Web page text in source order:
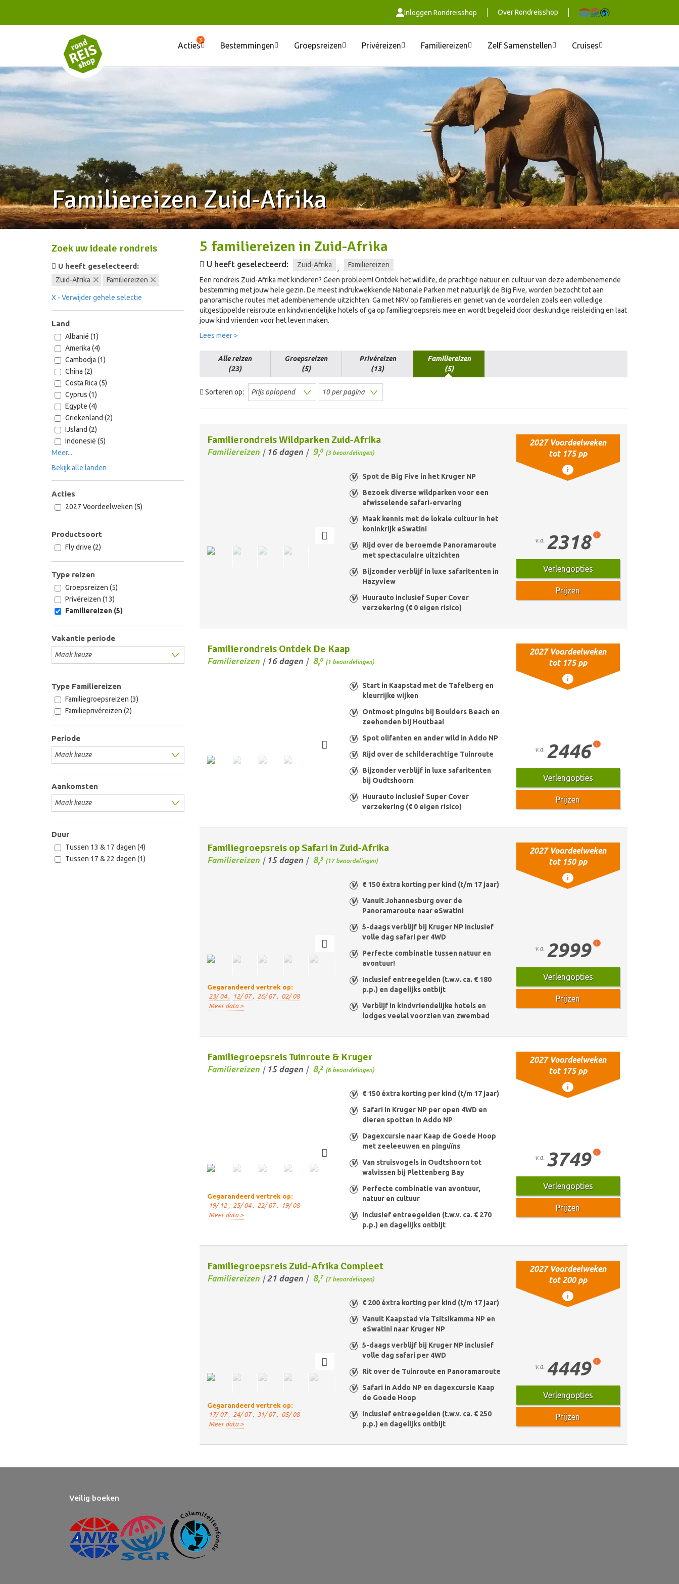
Inloggen Rondreisshop Over Rondreisshop
Acties
3
Bestemmingen Groepsreizen Privéreizen Familiereizen Zelf Samenstellen Cruises
Familiereizen Zuid-Afrika
Zoek uw ideale rondreis
U heeft geselecteerd:
Zuid-Afrika Familiereizen
X - Verwijder gehele selectie
Land
Albanië (1)
Amerika (4)
Cambodja (1)
China (2)
Costa Rica (5)
Cyprus (1)
Egypte (4)
Griekenland (2)
IJsland (2)
Indonesië (5)
Meer...
Bekijk alle landen
Acties
2027 Voordeelweken (5)
Type Familiereizen
Familiegroepsreizen (3)
Familieprivéreizen (2)
Productsoort
Fly drive (2)
Type reizen
Groepsreizen (5)
Privéreizen (13)
Familiereizen (5)
Periode
Aankomsten
Vakantie periode
Duur
Tussen 13 & 17 dagen (4)
Tussen 17 & 22 dagen (1)
5 familiereizen in Zuid-Afrika
U heeft geselecteerd: Zuid-Afrika ,
Familiereizen
Een rondreis Zuid-Afrika met kinderen? Geen probleem! Ontdek het wildlife, de prachtige natuur en cultuur van deze adembenemende
bestemming met jouw hele gezin. De meest indrukwekkende Nationale Parken met natuurlijk de Big Five, worden bezocht tot aan
panoramische routes met adembenemende uitzichten. Ga met NRV op familiereis en geniet van de voordelen zoals een volledige
uitgestippelde reisroute en kindvriendelijke hotels of ga op familiegroepsreis mee en wordt begeleid door deskundige reisleiding en laat
jouw kind vrienden voor het leven maken.
Lees meer >
Alle reizen
(23)
Groepsreizen
(5)
Privéreizen
(13)
Familiereizen
(5)
Sorteren op:
Familierondreis Wildparken Zuid-Afrika
Familiereizen / 16 dagen / 9, 0 (3 beoordelingen)
2027 Voordeelweken
tot 175 pp
i
Spot de Big Five in het Kruger NP
Bezoek diverse wildparken voor een
afwisselende safari-ervaring
Maak kennis met de lokale cultuur in het
koninkrijk eSwatini
Rijd over de beroemde Panoramaroute
met spectaculaire uitzichten
Bijzonder verblijf in luxe safaritenten in
Hazyview
Huurauto inclusief Super Cover
verzekering (€ 0 eigen risico)
v.a. 2318 i
Verlengopties
Prijzen
Familierondreis Ontdek De Kaap
Familiereizen / 16 dagen / 8, 0 (1 beoordelingen)
2027 Voordeelweken
tot 175 pp
i
Start in Kaapstad met de Tafelberg en
kleurrijke wijken
Ontmoet pinguïns bij Boulders Beach en
zeehonden bij Houtbaai
Spot olifanten en ander wild in Addo NP
Rijd over de schilderachtige Tuinroute
Bijzonder verblijf in luxe safaritenten
bij Oudtshoorn
Huurauto inclusief Super Cover
verzekering (€ 0 eigen risico)
v.a. 2446 i
Verlengopties
Prijzen
Familiegroepsreis op Safari in Zuid-Afrika
Familiereizen / 15 dagen / 8,3 (17 beoordelingen)
Gegarandeerd vertrek op:
23/ 04 ,
12/ 07 , 26/ 07 ,
02/ 08
Meer data >
2027 Voordeelweken
tot 150 pp
i
€ 150 éxtra korting per kind (t/m 17 jaar)
Vanuit Johannesburg over de
Panoramaroute naar eSwatini
5-daags verblijf bij Kruger NP inclusief
volle dag safari per 4WD
Perfecte combinatie tussen natuur en
avontuur!
Inclusief entreegelden (t.w.v. ca. € 180
p.p.) en dagelijks ontbijt
Verblijf in kindvriendelijke hotels en
lodges veelal voorzien van zwembad
v.a. 2999 i
Verlengopties
Prijzen
Familiegroepsreis Tuinroute & Kruger
Familiereizen / 15 dagen / 8,2 (6 beoordelingen)
Gegarandeerd vertrek op:
19/ 12 ,
25/ 04 , 22/ 07 ,
19/ 08
Meer data >
2027 Voordeelweken
tot 175 pp
i
€ 150 éxtra korting per kind (t/m 17 jaar)
Safari in Kruger NP per open 4WD en
dieren spotten in Addo NP
Dagexcursie naar Kaap de Goede Hoop
met zeeleeuwen en pinguïns
Van struisvogels in Oudtshoorn tot
walvissen bij Plettenberg Bay
Perfecte combinatie van avontuur,
natuur en cultuur
Inclusief entreegelden (t.w.v. ca. € 270
p.p.) en dagelijks ontbijt
v.a. 3749 i
Verlengopties
Prijzen
Familiegroepsreis Zuid-Afrika Compleet
Familiereizen / 21 dagen / 8, 7 (7 beoordelingen)
Gegarandeerd vertrek op:
17/ 07 ,
24/ 07 , 31/ 07 ,
05/ 08
Meer data >
2027 Voordeelweken
tot 200 pp
i
€ 200 éxtra korting per kind (t/m 17 jaar)
Vanuit Kaapstad via Tsitsikamma NP en
eSwatini naar Kruger NP
5-daags verblijf bij Kruger NP inclusief
volle dag safari per 4WD
Rit over de Tuinroute en Panoramaroute
Safari in Addo NP en dagexcursie Kaap
de Goede Hoop
Inclusief entreegelden (t.w.v. ca. € 250
p.p.) en dagelijks ontbijt
v.a. 4449 i
Verlengopties
Prijzen
Veilig boeken